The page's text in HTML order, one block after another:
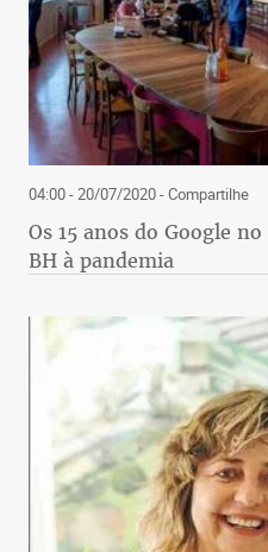
04:00 - 20/07/2020- Compartilhe
Os 15 anos do Google
BH à pandemia